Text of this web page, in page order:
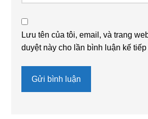
Lưu tên của tôi, email, và trang
duyệt này cho lần bình luận kế tiếp